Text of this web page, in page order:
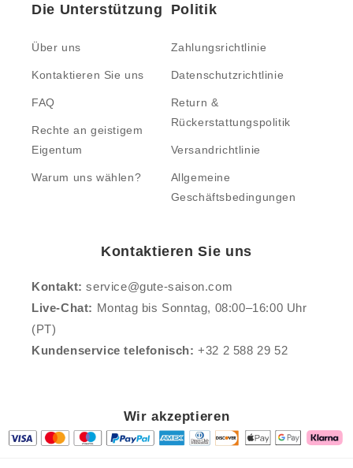
Die Unterstützung
Über uns
Kontaktieren Sie uns
FAQ
Rechte an geistigem
Eigentum
Warum uns wählen?
Politik
Zahlungsrichtlinie
Datenschutzrichtlinie
Return &
Rückerstattungspolitik
Versandrichtlinie
Allgemeine
Geschäftsbedingungen
Kontaktieren Sie uns
Kontakt: service@gute-saison.com
Live-Chat: Montag bis Sonntag, 08:00–16:00 Uhr
(PT)
Kundenservice telefonisch: +32 2 588 29 52
Wir akzeptieren